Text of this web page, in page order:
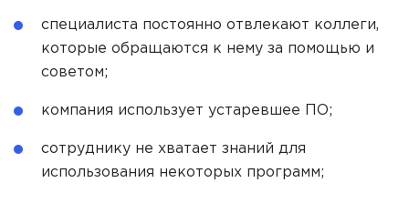
специалиста постоянно отвлекают коллеги,
которые обращаются к нему за помощью и
советом;
компания использует устаревшее ПО;
сотруднику не хватает знаний для
использования некоторых программ;